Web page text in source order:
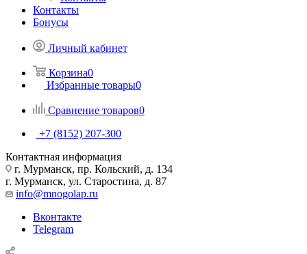
Контакты
Бонусы
Личный кабинет
Корзина0
Избранные товары0
Сравнение товаров0
+7 (8152) 207-300
Контактная информация
г. Мурманск, пр. Кольский, д. 134
г. Мурманск, ул. Старостина, д. 87
info@mnogolap.ru
Вконтакте
Telegram